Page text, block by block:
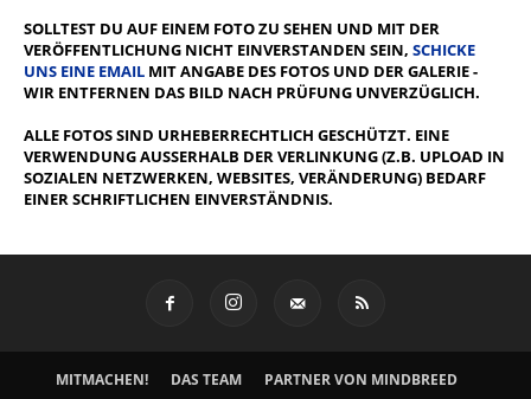
SOLLTEST DU AUF EINEM FOTO ZU SEHEN UND MIT DER
VERÖFFENTLICHUNG NICHT EINVERSTANDEN SEIN, SCHICKE
UNS EINE EMAIL MIT ANGABE DES FOTOS UND DER GALERIE -
WIR ENTFERNEN DAS BILD NACH PRÜFUNG UNVERZÜGLICH.
ALLE FOTOS SIND URHEBERRECHTLICH GESCHÜTZT. EINE
VERWENDUNG AUSSERHALB DER VERLINKUNG (Z.B. UPLOAD IN S
OZIALEN NETZWERKEN, WEBSITES, VERÄNDERUNG) BEDARF E
INER SCHRIFTLICHEN EINVERSTÄNDNIS.
MITMACHEN! DAS TEAM
PARTNER VON MINDBREED